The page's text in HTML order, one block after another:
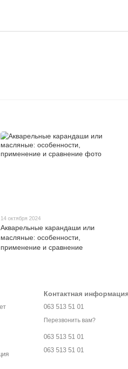
14 октября 2024
Акварельные карандаши или
масляные: особенности,
применение и сравнение
Контактная
063 513 51 01
Перезвонить вам?
063 513 51 01
063 513 51 01